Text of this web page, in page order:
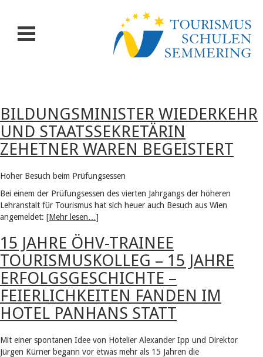
BILDUNGSMINISTER WIEDERKEHR
UND STAATSSEKRETÄRIN
ZEHETNER WAREN BEGEISTERT
Hoher Besuch beim Prüfungsessen
Bei einem der Prüfungsessen des vierten Jahrgangs der höheren
Lehranstalt für Tourismus hat sich heuer auch Besuch aus Wien
angemeldet: [Mehr lesen…]
15 JAHRE ÖHV-TRAINEE
TOURISMUSKOLLEG – 15 JAHRE
ERFOLGSGESCHICHTE –
FEIERLICHKEITEN FANDEN IM
HOTEL PANHANS STATT
Mit einer spontanen Idee von Hotelier Alexander Ipp und Direktor
Jürgen Kürner begann vor etwas mehr als 15 Jahren die